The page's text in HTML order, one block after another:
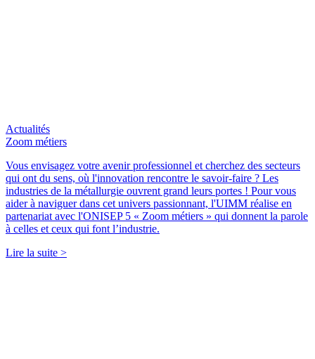
Actualités
Zoom métiers
Vous envisagez votre avenir professionnel et cherchez des secteurs
qui ont du sens, où l'innovation rencontre le savoir-faire ? Les
industries de la métallurgie ouvrent grand leurs portes ! Pour vous
aider à naviguer dans cet univers passionnant, l'UIMM réalise en
partenariat avec l'ONISEP 5 « Zoom métiers » qui donnent la parole
à celles et ceux qui font l’industrie.
Lire la suite >